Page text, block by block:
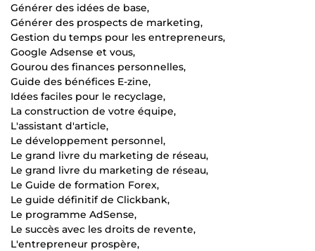
Générer des idées de base,
Générer des prospects de marketing,
Gestion du temps pour les entrepreneurs,
Google Adsense et vous,
Gourou des finances personnelles,
Guide des bénéfices E-zine,
Idées faciles pour le recyclage,
La construction de votre équipe,
L'assistant d'article,
Le développement personnel,
Le grand livre du marketing de réseau,
Le grand livre du marketing de réseau,
Le Guide de formation Forex,
Le guide définitif de Clickbank,
Le programme AdSense,
Le succès avec les droits de revente,
L'entrepreneur prospère,